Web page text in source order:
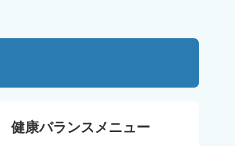
健康バランスメニュー